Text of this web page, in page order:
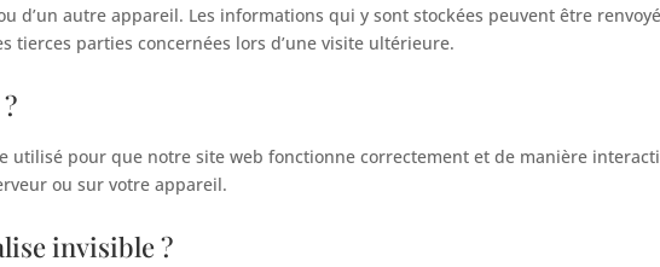
d’un autre appareil. Les informations qui y sont stockées peuvent être
tierces parties concernées lors d’une visite ultérieure.
utilisé pour que notre site web fonctionne correctement et de manière
ou sur votre appareil.
invisible ?